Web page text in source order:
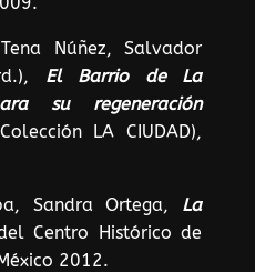
Núñez, Salvador
El Barrio de La
su regeneración
LA CIUDAD),
Sandra Ortega, La
Centro Histórico de
2012.